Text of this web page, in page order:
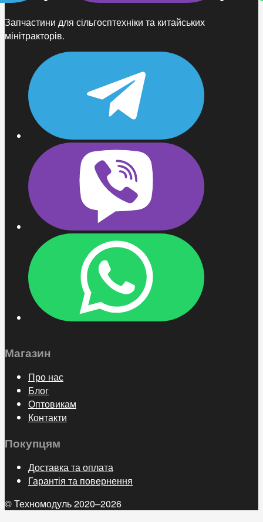
Запчастини для сільгосптехніки та китайських
мінітракторів.
Магазин
Про нас
Блог
Оптовикам
Контакти
Покупцям
Доставка та оплата
Гарантія та повернення
© Техномодуль 2020–2026